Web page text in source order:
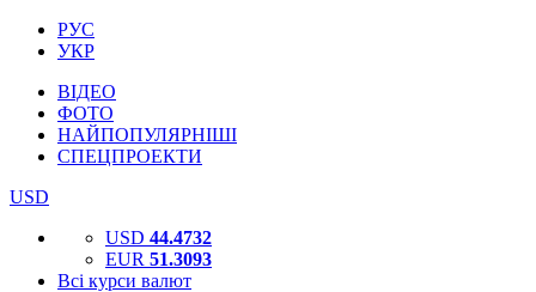
РУС
УКР
ВІДЕО
ФОТО
НАЙПОПУЛЯРНІШІ
СПЕЦПРОЕКТИ
USD
USD 44.4732
EUR 51.3093
Всі курси валют